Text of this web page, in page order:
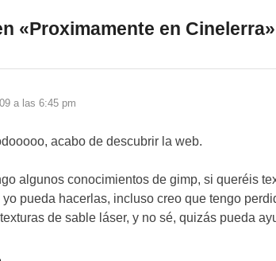
«Proximamente en Cinelerra»
a las 6:45 pm
acabo de descubrir la web.
algunos conocimientos de gimp, si queréis
pueda hacerlas, incluso creo que tengo
de sable láser, y no sé, quizás pueda